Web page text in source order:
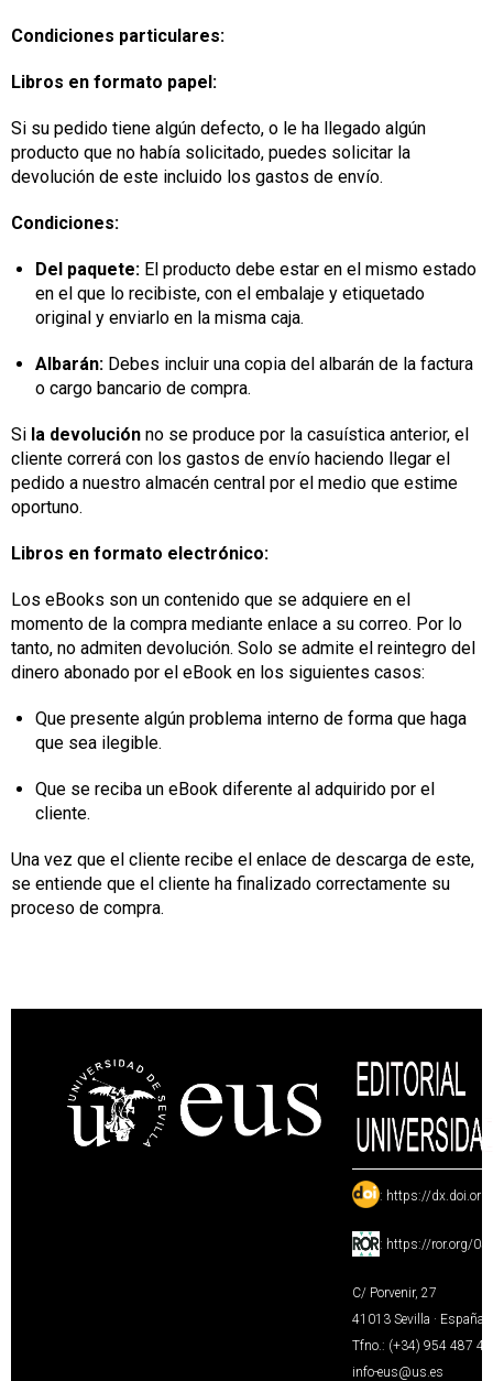
Condiciones particulares:
Libros en formato papel:
Si su pedido tiene algún defecto, o le ha llegado algún
producto que no había solicitado, puedes solicitar la
devolución de este incluido los gastos de envío.
Condiciones:
Del paquete: El producto debe estar en el mismo estado
en el que lo recibiste, con el embalaje y etiquetado
original y enviarlo en la misma caja.
Albarán: Debes incluir una copia del albarán de la factura
o cargo bancario de compra.
Si la devolución no se produce por la casuística anterior, el
cliente correrá con los gastos de envío haciendo llegar el
pedido a nuestro almacén central por el medio que estime
oportuno.
Libros en formato electrónico:
Los eBooks son un contenido que se adquiere en el
momento de la compra mediante enlace a su correo. Por lo
tanto, no admiten devolución. Solo se admite el reintegro del
dinero abonado por el eBook en los siguientes casos:
Que presente algún problema interno de forma que haga
que sea ilegible.
Que se reciba un eBook diferente al adquirido por el
cliente.
Una vez que el cliente recibe el enlace de descarga de este,
se entiende que el cliente ha finalizado correctamente su
proceso de compra.
: https://
: https://ror.org/
C/ Porvenir, 27
41013 Sevilla · España
Tfno.: (+34) 954 487
info-eus@us.es